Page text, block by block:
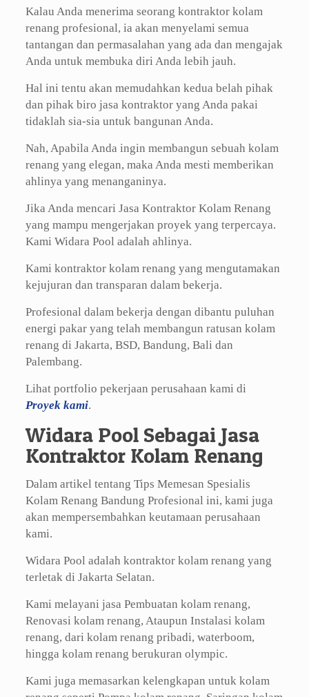
Kalau Anda menerima seorang kontraktor kolam
renang profesional, ia akan menyelami semua
tantangan dan permasalahan yang ada dan mengajak
Anda untuk membuka diri Anda lebih jauh.
Hal ini tentu akan memudahkan kedua belah pihak
dan pihak biro jasa kontraktor yang Anda pakai
tidaklah sia-sia untuk bangunan Anda.
Nah, Apabila Anda ingin membangun sebuah kolam
renang yang elegan, maka Anda mesti memberikan
ahlinya yang menanganinya.
Jika Anda mencari Jasa Kontraktor Kolam Renang
yang mampu mengerjakan proyek yang terpercaya.
Kami Widara Pool adalah ahlinya.
Kami kontraktor kolam renang yang mengutamakan
kejujuran dan transparan dalam bekerja.
Profesional dalam bekerja dengan dibantu puluhan
energi pakar yang telah membangun ratusan kolam
renang di Jakarta, BSD, Bandung, Bali dan
Palembang.
Lihat portfolio pekerjaan perusahaan kami di
Proyek kami.
Widara Pool Sebagai Jasa
Kontraktor Kolam Renang
Dalam artikel tentang Tips Memesan Spesialis
Kolam Renang Bandung Profesional ini, kami juga
akan mempersembahkan keutamaan perusahaan
kami.
Widara Pool adalah kontraktor kolam renang yang
terletak di Jakarta Selatan.
Kami melayani jasa Pembuatan kolam renang,
Renovasi kolam renang, Ataupun Instalasi kolam
renang, dari kolam renang pribadi, waterboom,
hingga kolam renang berukuran olympic.
Kami juga memasarkan kelengkapan untuk kolam